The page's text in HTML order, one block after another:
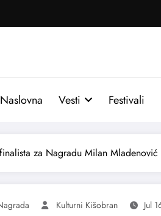
Naslovna Vesti Festivali
za Nagradu Milan
Kulturni Kišobran Jul